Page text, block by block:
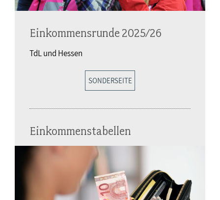
Einkommensrunde 2025/26
TdL und Hessen
SONDERSEITE
Einkommenstabellen